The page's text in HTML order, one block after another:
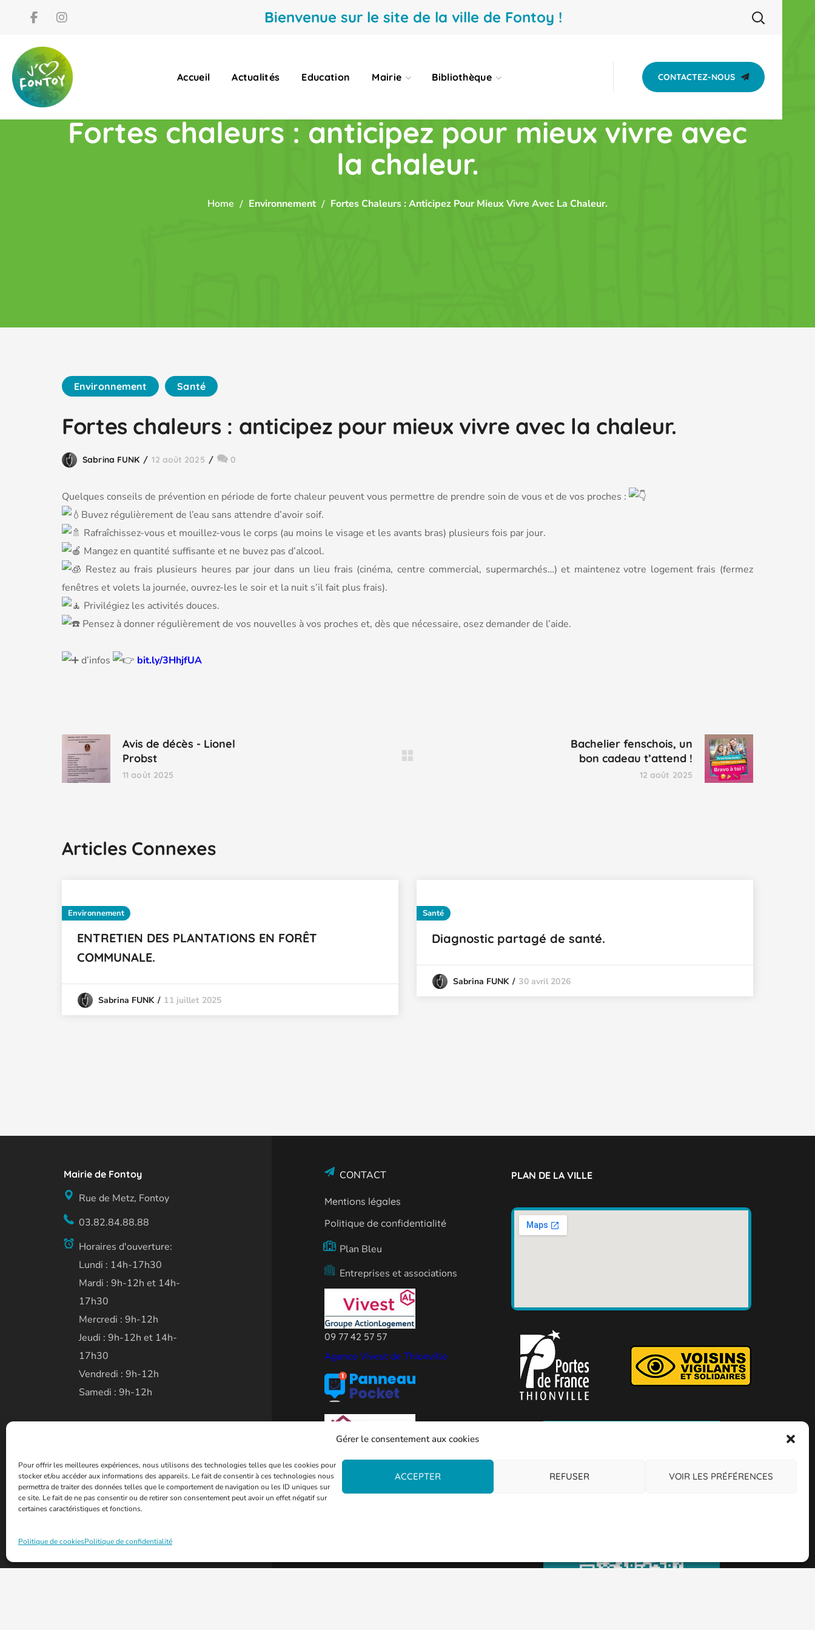
Gérer le consentement aux cookies
Pour offrir les meilleures expériences, nous utilisons des technologies telles que les cookies pour
stocker et/ou accéder aux informations des appareils. Le fait de consentir à ces technologies nous
permettra de traiter des données telles que le comportement de navigation ou les ID uniques sur
ce site. Le fait de ne pas consentir ou de retirer son consentement peut avoir un effet négatif sur
certaines caractéristiques et fonctions.
ACCEPTER REFUSER VOIR LES PRÉFÉRENCES
Politique de cookiesPolitique de confidentialité
Bienvenue sur le site de la ville de Fontoy !
Accueil Actualités Education Mairie Bibliothèque CONTACTEZ-NOUS
Fortes chaleurs : anticipez pour mieux vivre avec
la chaleur.
Home Environnement Fortes Chaleurs : Anticipez Pour Mieux Vivre Avec La Chaleur.
Environnement Santé
Fortes chaleurs : anticipez pour mieux vivre avec la chaleur.
Sabrina FUNK 12 août 2025 0
Quelques conseils de prévention en période de forte chaleur peuvent vous permettre de prendre soin de vous et de vos proches :
Buvez régulièrement de l’eau sans attendre d’avoir soif.
Rafraîchissez-vous et mouillez-vous le corps (au moins le visage et les avants bras) plusieurs fois par jour.
Mangez en quantité suffisante et ne buvez pas d’alcool.
Restez au frais plusieurs heures par jour dans un lieu frais (cinéma, centre commercial, supermarchés…) et maintenez votre logement frais (fermez
fenêtres et volets la journée, ouvrez-les le soir et la nuit s’il fait plus frais).
Privilégiez les activités douces.
Pensez à donner régulièrement de vos nouvelles à vos proches et, dès que nécessaire, osez demander de l’aide.
d’infos bit.ly/3HhjfUA
Avis de décès - Lionel
Probst
11 août 2025
Bachelier fenschois, un
bon cadeau t’attend !
12 août 2025
Articles Connexes
Environnement
ENTRETIEN DES PLANTATIONS EN FORÊT
COMMUNALE.
Sabrina FUNK 11 juillet 2025
Santé
Diagnostic partagé de santé.
Sabrina FUNK 30 avril 2026
Mairie de Fontoy
Rue de Metz, Fontoy
03.82.84.88.88
Horaires d'ouverture:
Lundi : 14h-17h30
Mardi : 9h-12h et 14h-
17h30
Mercredi : 9h-12h
Jeudi : 9h-12h et 14h-
17h30
Vendredi : 9h-12h
Samedi : 9h-12h
CONTACT
Mentions légales
Politique de confidentialité
Plan Bleu
Entreprises et associations
09 77 42 57 57
Agence Vivest de Thionville
PLAN DE LA VILLE